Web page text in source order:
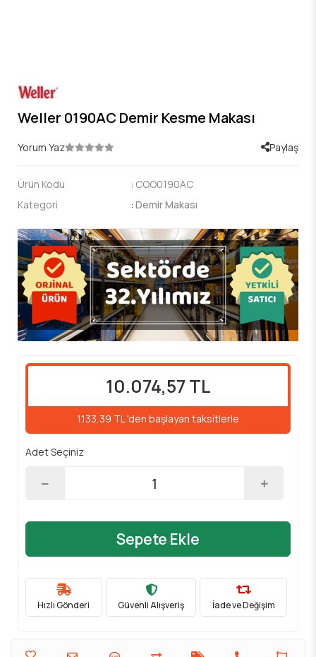
Weller 0190AC Demir Kesme Makası
Yorum Yaz Paylaş
Ürün Kodu : COO0190AC
Kategori
: Demir Makası
10.074,57 TL
1.133,39 TL 'den başlayan taksitlerle
Adet Seçiniz
Sepete Ekle
Hızlı Gönderi Güvenli Alışveriş İade ve Değişim